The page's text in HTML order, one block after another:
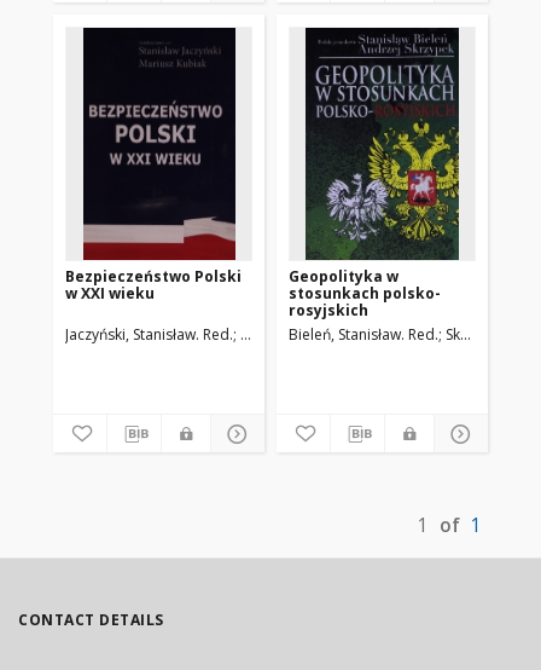
Bezpieczeństwo Polski
w XXI wieku
Jaczyński, Stanisław. Red. Kubiak, Mariusz. Red.
Geopolityka w
stosunkach polsko-
rosyjskich
Bieleń, Stanisław. Red. Skrzypek,
1 of 1
CONTACT DETAILS